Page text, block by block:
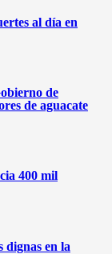
al día en
de
de aguacate
400 mil
dignas en la